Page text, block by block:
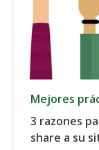
Mejores
3 razones
share a su